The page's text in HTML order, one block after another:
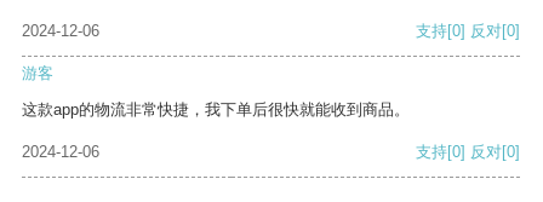
2024-12-06 支持[0] 反对[0]
游客
这款app的物流非常快捷，我下单后很快就能收到商品。
2024-12-06 支持[0] 反对[0]